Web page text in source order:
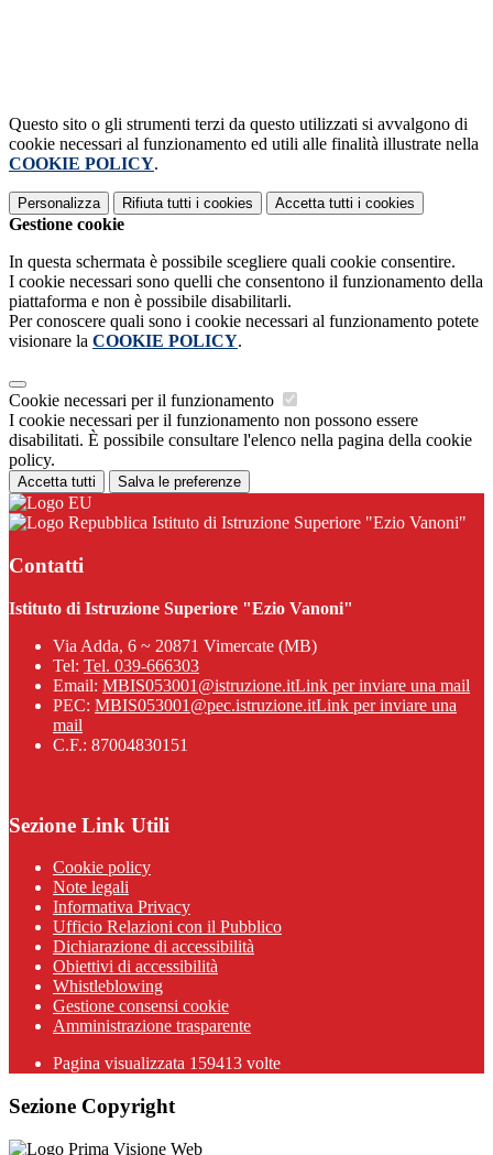
Questo sito o gli strumenti terzi da questo utilizzati si avvalgono di
cookie necessari al funzionamento ed utili alle finalità illustrate nella
COOKIE POLICY.
Personalizza Rifiuta tutti i cookies Accetta tutti i cookies
Gestione cookie
In questa schermata è possibile scegliere quali cookie consentire.
I cookie necessari sono quelli che consentono il funzionamento della
piattaforma e non è possibile disabilitarli.
Per conoscere quali sono i cookie necessari al funzionamento potete
visionare la COOKIE POLICY.
Cookie necessari per il funzionamento
I cookie necessari per il funzionamento non possono essere
disabilitati. È possibile consultare l'elenco nella pagina della cookie
policy.
Accetta tutti Salva le preferenze
Istituto di Istruzione Superiore "Ezio Vanoni"
Contatti
Istituto di Istruzione Superiore "Ezio Vanoni"
Via Adda, 6 ~ 20871 Vimercate (MB)
Tel: Tel. 039-666303
Email: MBIS053001@istruzione.itLink per inviare una mail
PEC: MBIS053001@pec.istruzione.itLink per inviare una
mail
C.F.: 87004830151
Sezione Link Utili
Cookie policy
Note legali
Informativa Privacy
Ufficio Relazioni con il Pubblico
Dichiarazione di accessibilità
Obiettivi di accessibilità
Whistleblowing
Gestione consensi cookie
Amministrazione trasparente
Pagina visualizzata 159413 volte
Sezione Copyright